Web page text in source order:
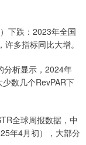
下跌：2023年全国
多指标同比大增。
分析显示，2024年
数几个RevPAR下
全球周报数据，中
年4月初），大部分